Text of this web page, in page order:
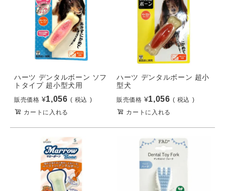
ハーツ デンタルボーン ソフ
トタイプ 超小型犬用
販売価格 ¥1,056
税込
カートに入れる
ハーツ デンタルボーン 超小
型犬
販売価格 ¥1,056
税込
カートに入れる